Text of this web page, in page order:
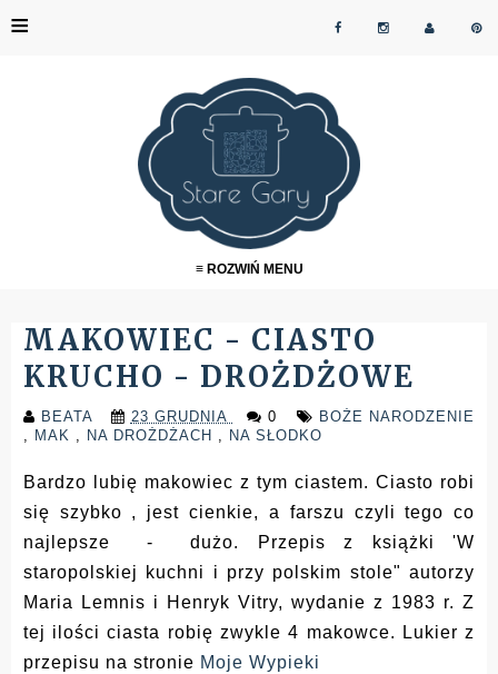
≡
≡ ROZWIŃ MENU
MAKOWIEC - CIASTO
KRUCHO - DROŻDŻOWE
BEATA 23 GRUDNIA 0
BOŻE NARODZENIE
, MAK , NA DROŻDŻACH , NA SŁODKO
Bardzo lubię makowiec z tym ciastem. Ciasto robi
się szybko , jest cienkie, a farszu czyli tego co
najlepsze - dużo.
Przepis z książki 'W
staropolskiej kuchni i przy polskim stole" autorzy
Maria Lemnis i Henryk Vitry, wydanie z 1983 r. Z
tej ilości ciasta robię zwykle 4 makowce. Lukier z
przepisu na stronie Moje Wypieki